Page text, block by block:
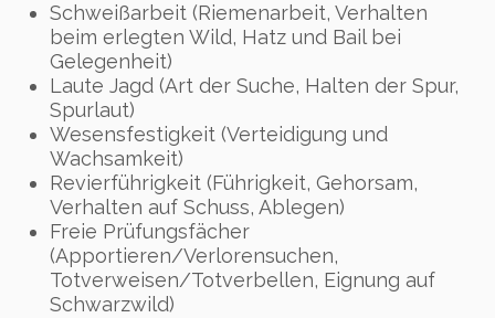
Schweißarbeit (Riemenarbeit, Verhalten
beim erlegten Wild, Hatz und Bail bei
Gelegenheit)
Laute Jagd (Art der Suche, Halten der Spur,
Spurlaut)
Wesensfestigkeit (Verteidigung und
Wachsamkeit)
Revierführigkeit (Führigkeit, Gehorsam,
Verhalten auf Schuss, Ablegen)
Freie Prüfungsfächer
(Apportieren/Verlorensuchen,
Totverweisen/Totverbellen, Eignung auf
Schwarzwild)